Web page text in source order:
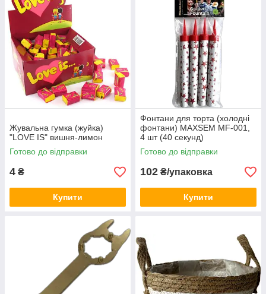
Жувальна гумка (жуйка)
"LOVE IS" вишня-лимон
Готово до відправки
4 ₴
Купити
Фонтани для торта (холодні
фонтани) MAXSEM MF-001,
4 шт (40 секунд)
Готово до відправки
102 ₴/упаковка
Купити